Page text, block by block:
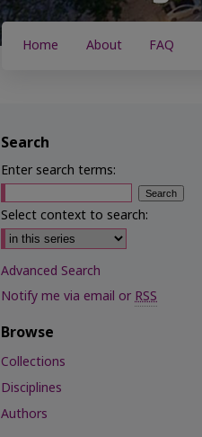
Home About FAQ
Search
Enter search terms:
Select context to search:
Advanced Search
Notify me via email orRSS
Browse
Collections
Disciplines
Authors